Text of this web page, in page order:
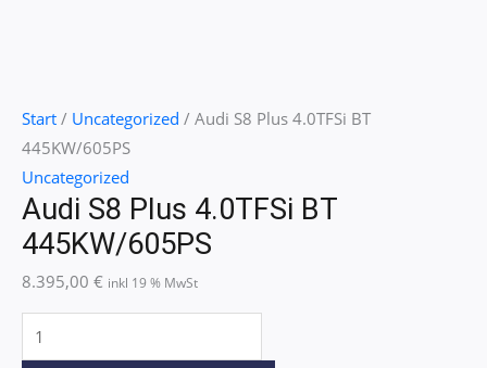
Start / Uncategorized / Audi S8 Plus 4.0TFSi BT
445KW/605PS
Uncategorized
Audi S8 Plus 4.0TFSi BT
445KW/605PS
8.395,00 € inkl 19 % MwSt